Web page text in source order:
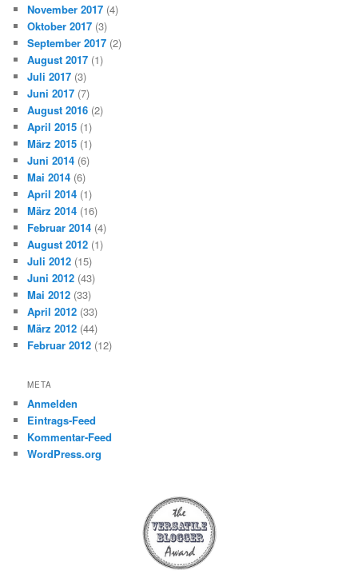
November 2017 (4)
Oktober 2017 (3)
September 2017 (2)
August 2017 (1)
Juli 2017 (3)
Juni 2017 (7)
August 2016 (2)
April 2015 (1)
März 2015 (1)
Juni 2014 (6)
Mai 2014 (6)
April 2014 (1)
März 2014 (16)
Februar 2014 (4)
August 2012 (1)
Juli 2012 (15)
Juni 2012 (43)
Mai 2012 (33)
April 2012 (33)
März 2012 (44)
Februar 2012 (12)
META
Anmelden
Eintrags-Feed
Kommentar-Feed
WordPress.org